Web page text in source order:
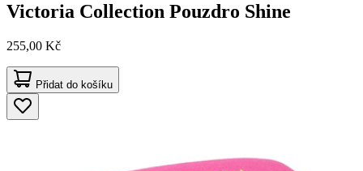
Victoria Collection Pouzdro Shine
255,00 Kč
Přidat do košíku